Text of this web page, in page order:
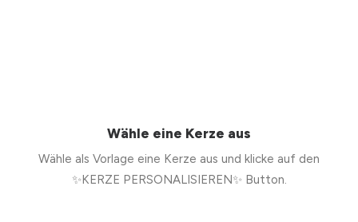
Wähle eine Kerze aus
Wähle als Vorlage eine Kerze aus und klicke auf den
✨KERZE PERSONALISIEREN✨ Button.